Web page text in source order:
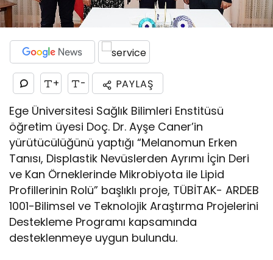
+ - PAYLAŞ
Ege Üniversitesi Sağlık Bilimleri Enstitüsü
öğretim üyesi Doç. Dr. Ayşe Caner’in
yürütücülüğünü yaptığı “Melanomun Erken
Tanısı, Displastik Nevüslerden Ayrımı İçin Deri
ve Kan Örneklerinde Mikrobiyota ile Lipid
Profillerinin Rolü” başlıklı proje, TÜBİTAK- ARDEB
1001-Bilimsel ve Teknolojik Araştırma Projelerini
Destekleme Programı kapsamında
desteklenmeye uygun bulundu.